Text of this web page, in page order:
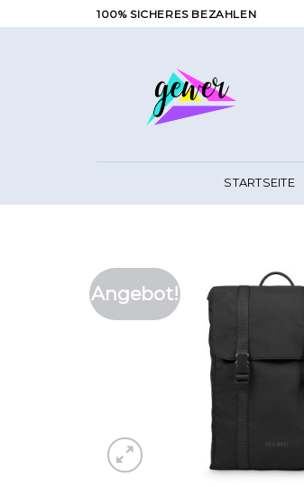
Inhalt
100% SICHERES BEZAHLEN
STARTSEITE
Angebot!